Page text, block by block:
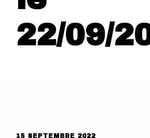
22/09/
15 SEPTEMBRE 2022